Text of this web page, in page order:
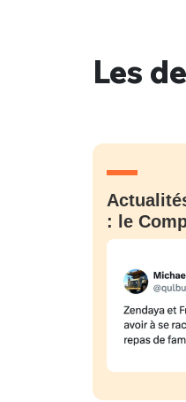
Les
: le
PSEUDO*
VOTRE
Que